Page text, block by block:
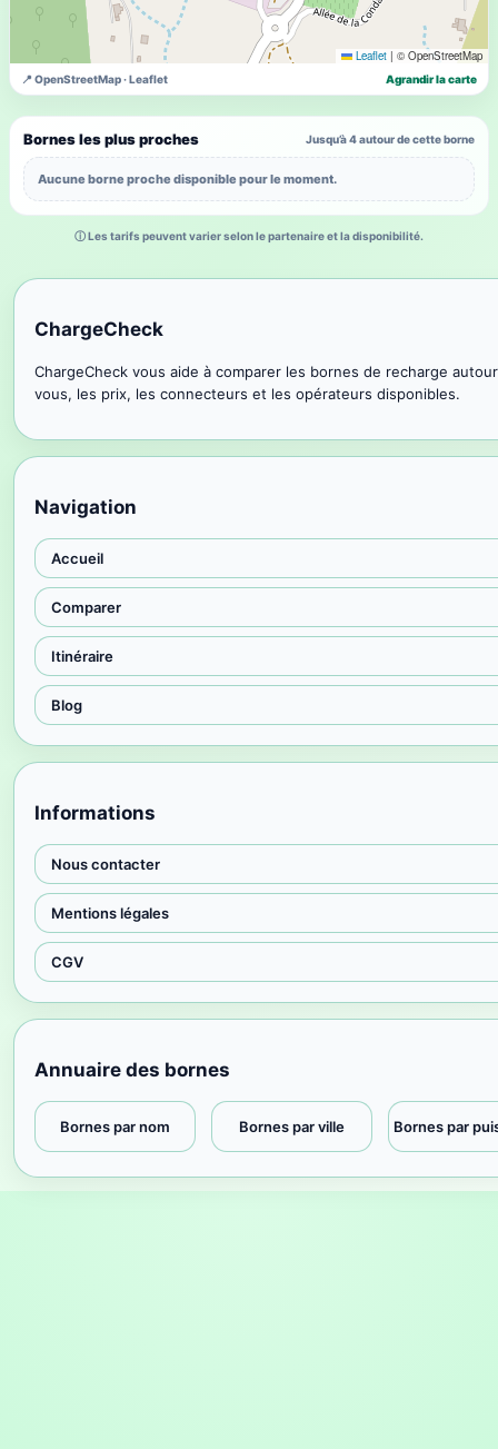
Leaflet | © OpenStreetMap
📍 OpenStreetMap · Leaflet Agrandir la carte
Bornes les plus proches Jusqu’à 4 autour de cette borne
Aucune borne proche disponible pour le moment.
ⓘ Les tarifs peuvent varier selon le partenaire et la disponibilité.
ChargeCheck
ChargeCheck vous aide à comparer les bornes de recharge
vous, les prix, les connecteurs et les opérateurs disponibles.
Navigation
Accueil
Comparer
Itinéraire
Blog
Informations
Nous contacter
Mentions légales
CGV
Annuaire des bornes
Bornes par nom Bornes par ville Bornes par